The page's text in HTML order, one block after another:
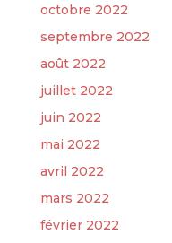
octobre 2022
septembre 2022
août 2022
juillet 2022
juin 2022
mai 2022
avril 2022
mars 2022
février 2022